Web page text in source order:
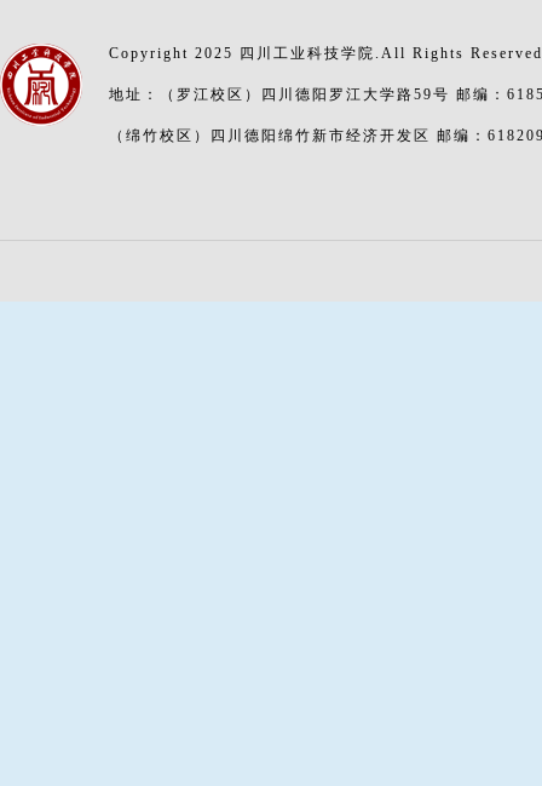
Copyright 2025 四川工业科技学院.All Rights
地址：（罗江校区）四川德阳罗江大学路59号 邮编：
（绵竹校区）四川德阳绵竹新市经济开发区 邮编：